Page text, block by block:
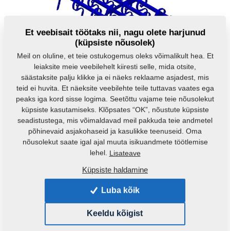
Allalaadimiseks
3003040
See varuosa sobib ka järgmistele masinatele:
204,0840 Kg
Et veebisait töötaks nii, nagu olete harjunud
(küpsiste nõusolek)
Meil on oluline, et teie ostukogemus oleks võimalikult hea. Et
leiaksite meie veebilehelt kiiresti selle, mida otsite,
säästaksite palju klikke ja ei näeks reklaame asjadest, mis
teid ei huvita. Et näeksite veebilehte teile tuttavas vaates ega
peaks iga kord sisse logima. Seetõttu vajame teie nõusolekut
küpsiste kasutamiseks. Klõpsates “OK”, nõustute küpsiste
seadistustega, mis võimaldavad meil pakkuda teie andmetel
põhinevaid asjakohaseid ja kasulikke teenuseid. Oma
nõusolekut saate igal ajal muuta isikuandmete töötlemise
lehel. Lisateave
Küpsiste haldamine
Luba kõik
Keeldu kõigist